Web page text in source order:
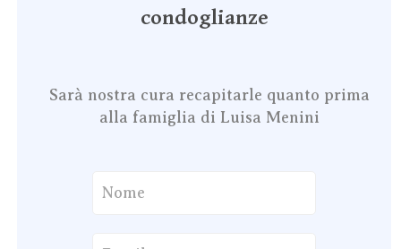
condoglianze
Sarà nostra cura recapitarle quanto prima
alla famiglia di Luisa Menini